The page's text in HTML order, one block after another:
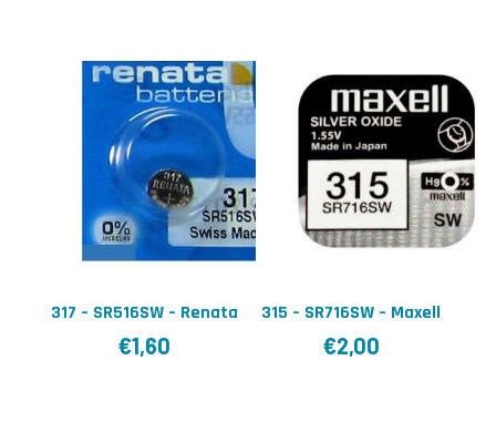
317 – SR516SW – Renata
€1,60
315 – SR716SW – Maxell
€2,00